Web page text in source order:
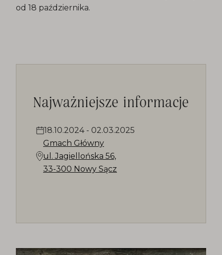
od 18 października.
Najważniejsze informacje
18.10.2024- 02.03.2025
Gmach Główny
ul. Jagiellońska 56,
33-300 Nowy Sącz